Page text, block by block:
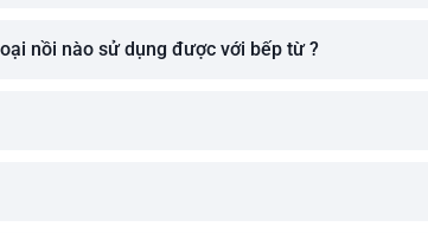
nồi nào sử dụng được với bếp từ ?